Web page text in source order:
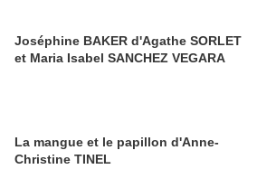
Joséphine BAKER d'Agathe SORLET
et Maria Isabel SANCHEZ VEGARA
La mangue et le papillon d'Anne-
Christine TINEL